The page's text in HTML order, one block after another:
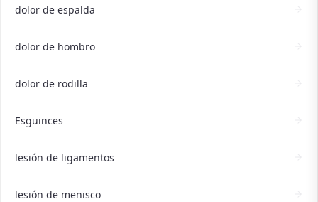
dolor de espalda
dolor de hombro
dolor de rodilla
Esguinces
lesión de ligamentos
lesión de menisco